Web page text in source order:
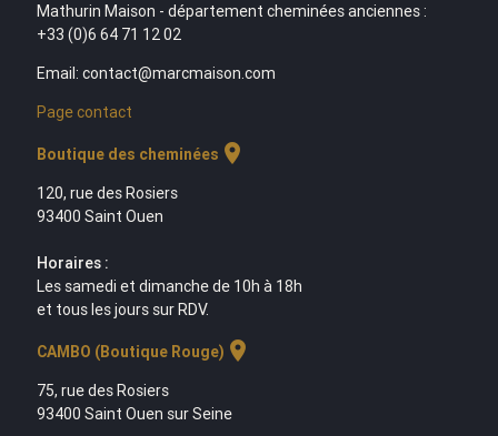
Mathurin Maison - département cheminées anciennes :
+33 (0)6 64 71 12 02
Email: contact@marcmaison.com
Page contact
Boutique des cheminées location_on
120, rue des Rosiers
93400 Saint Ouen
Horaires :
Les samedi et dimanche de 10h à 18h
et tous les jours sur RDV.
CAMBO (Boutique Rouge) location_on
75, rue des Rosiers
93400 Saint Ouen sur Seine